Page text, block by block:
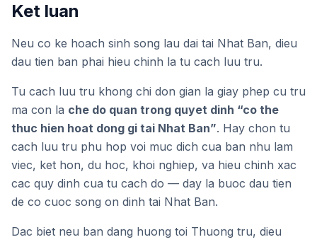
Ket luan
Neu co ke hoach sinh song lau dai tai Nhat Ban, dieu
dau tien ban phai hieu chinh la tu cach luu tru.
Tu cach luu tru khong chi don gian la giay phep cu tru
ma con la che do quan trong quyet dinh “co the
thuc hien hoat dong gi tai Nhat Ban”. Hay chon tu
cach luu tru phu hop voi muc dich cua ban nhu lam
viec, ket hon, du hoc, khoi nghiep, va hieu chinh xac
cac quy dinh cua tu cach do — day la buoc dau tien
de co cuoc song on dinh tai Nhat Ban.
Dac biet neu ban dang huong toi Thuong tru, dieu